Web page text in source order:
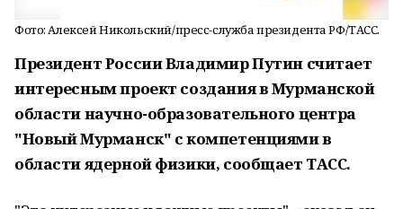
Фото: Алексей Никольский/пресс-служба президента РФ/ТАСС.
Президент России Владимир Путин считает
интересным проект создания в Мурманской
области научно-образовательного центра
"Новый Мурманск" с компетенциями в
области ядерной физики, сообщает ТАСС.